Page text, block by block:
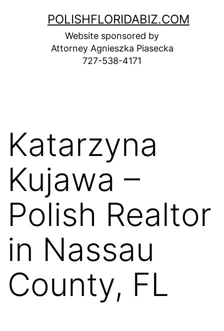
POLISHFLORIDABIZ.COM
Website sponsored by
Attorney Agnieszka Piasecka
727-538-4171
Katarzyna
Kujawa –
Polish Realtor
in Nassau
County, FL